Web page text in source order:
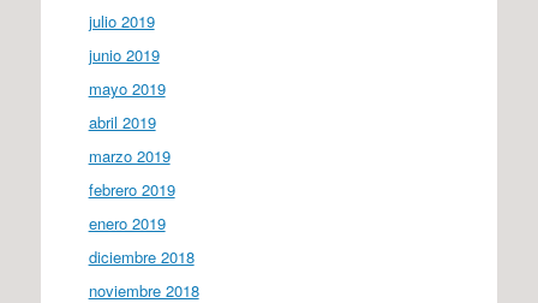
julio 2019
junio 2019
mayo 2019
abril 2019
marzo 2019
febrero 2019
enero 2019
diciembre 2018
noviembre 2018